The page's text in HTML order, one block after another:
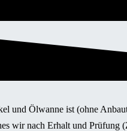
und Ölwanne ist (ohne
wir nach Erhalt und